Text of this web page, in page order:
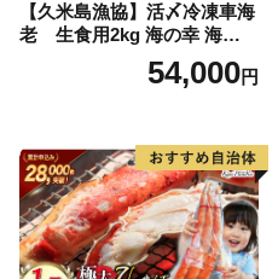
【久米島漁協】活〆冷凍車海
老 生食用2kg 海の幸 海鮮
車えび クルマエビ 高級食材
生食 刺身 鮮度抜群 プリプリ
り物 お歳暮 お中元
54,000円